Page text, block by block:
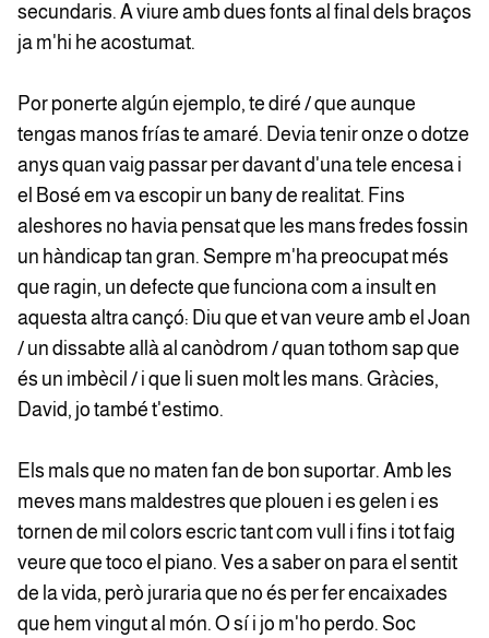
secundaris. A viure amb dues fonts al final dels braços
ja m'hi he acostumat.
Por ponerte algún ejemplo, te diré / que aunque
tengas manos frías te amaré. Devia tenir onze o dotze
anys quan vaig passar per davant d'una tele encesa i
el Bosé em va escopir un bany de realitat. Fins
aleshores no havia pensat que les mans fredes fossin
un hàndicap tan gran. Sempre m'ha preocupat més
que ragin, un defecte que funciona com a insult en
aquesta altra cançó: Diu que et van veure amb el Joan
/ un dissabte allà al canòdrom / quan tothom sap que
és un imbècil / i que li suen molt les mans. Gràcies,
David, jo també t'estimo.
Els mals que no maten fan de bon suportar. Amb les
meves mans maldestres que plouen i es gelen i es
tornen de mil colors escric tant com vull i fins i tot faig
veure que toco el piano. Ves a saber on para el sentit
de la vida, però juraria que no és per fer encaixades
que hem vingut al món. O sí i jo m'ho perdo. Soc